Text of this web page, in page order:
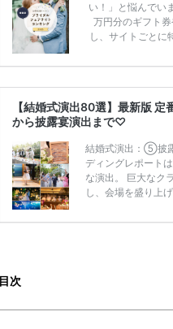
い！」と悩んでい
万円分のギフト
し、サイトごとに
ンペーン特典ラン
補を絞れ
【結婚式演出80選】最新版
から披露宴演出まで♡
結婚式演出：⑤披
ディングレポート
な演出。 巨大なク
し、会場を盛り上
ェディングレポー
目次